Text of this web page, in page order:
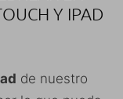
Y IPAD
de nuestro